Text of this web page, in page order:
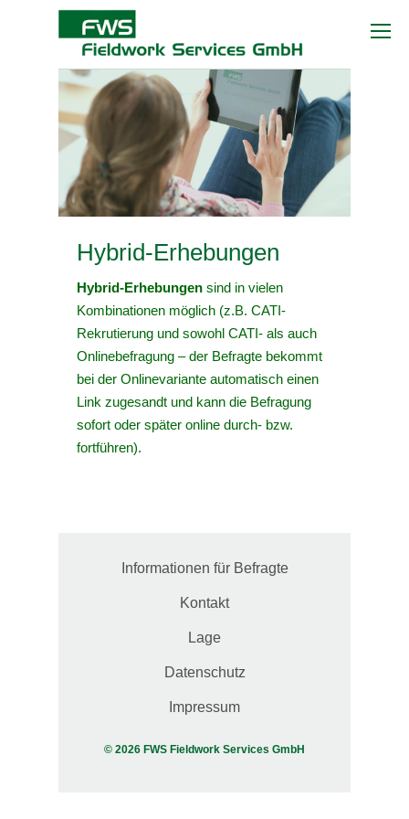
Hybrid-Erhebungen
Hybrid-Erhebungen sind in vielen
Kombinationen möglich (z.B. CATI-
Rekrutierung und sowohl CATI- als auch
Onlinebefragung – der Befragte bekommt
bei der Onlinevariante automatisch einen
Link zugesandt und kann die Befragung
sofort oder später online durch- bzw.
fortführen).
Informationen für Befragte
Kontakt
Lage
Datenschutz
Impressum
© 2026 FWS Fieldwork Services GmbH